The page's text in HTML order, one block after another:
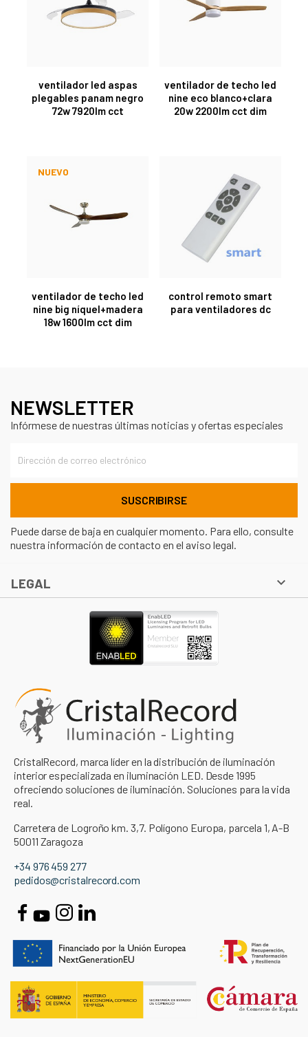
ventilador led aspas
plegables panam negro
72w 7920lm cct
ventilador de techo led
nine eco blanco+clara
20w 2200lm cct dim
ventilador de techo led
nine big níquel+madera
18w 1600lm cct dim
NUEVO
control remoto smart
para ventiladores dc
NEWSLETTER
Infórmese de nuestras últimas noticias y ofertas especiales
Puede darse de baja en cualquier momento. Para ello, consulte
nuestra información de contacto en el aviso legal.
LEGAL 
CristalRecord, marca líder en la distribución de iluminación
interior especializada en iluminación LED. Desde 1995
ofreciendo soluciones de iluminación. Soluciones para la vida
real.
Carretera de Logroño km. 3,7. Polígono Europa, parcela 1, A-B
50011 Zaragoza
+34 976 459 277
pedidos@cristalrecord.com